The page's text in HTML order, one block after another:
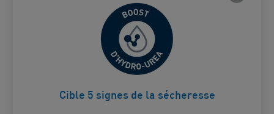
Cible 5 signes de la sécheresse
Démangeaisons, tiraillements,
rugosités, desquamation et
rougeurs décolorations dues à la
sécheresse.